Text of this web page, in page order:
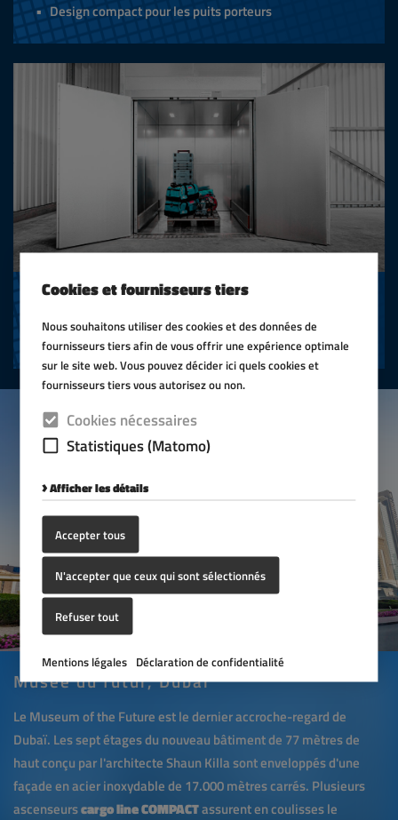
Cookies et fournisseurs tiers
Nous souhaitons utiliser des cookies et des données de
fournisseurs tiers afin de vous offrir une expérience optimale
sur le site web. Vous pouvez décider ici quels cookies et
fournisseurs tiers vous autorisez ou non.
Cookies nécessaires
Statistiques (Matomo)
Afficher les détails
Accepter tous
N'accepter que ceux qui sont sélectionnés
Refuser tout
Mentions légales Déclaration de confidentialité
Design compact pour les puits porteurs
CARGOLINE TOWER
Avec structure autoportante
Musée du futur, Dubaï
Le Museum of the Future est le dernier accroche-regard de
Dubaï. Les sept étages du nouveau bâtiment de 77 mètres de
haut conçu par l'architecte Shaun Killa sont enveloppés d'une
façade en acier inoxydable de 17.000 mètres carrés. Plusieurs
ascenseurscargo line COMPACTassurent en coulisses le